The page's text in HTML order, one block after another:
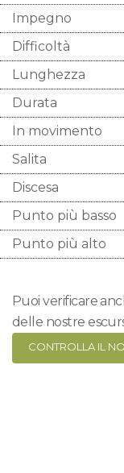
Impegno
Difficoltà
Lunghezza
Durata
In movimento
Salita
Discesa
Punto più basso
Punto più alto
Puoi verificare
delle nostre
CONTROLLA IL